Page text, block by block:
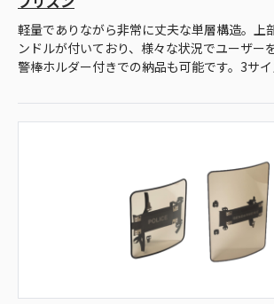
軽量でありながら非常に丈夫な単層構造。上
ンドルが付いており、様々な状況でユーザー
警棒ホルダー付きでの納品も可能です。3サイ